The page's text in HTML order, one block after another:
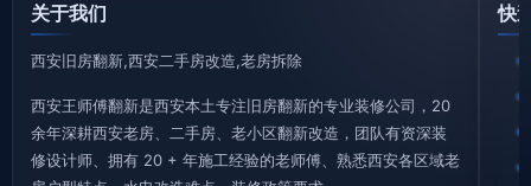
关于我们
西安旧房翻新,西安二手房改造,老房拆除
西安王师傅翻新是西安本土专注旧房翻新的专业装修公司，20
余年深耕西安老房、二手房、老小区翻新改造，团队有资深装
修设计师、拥有 20 + 年施工经验的老师傅、熟悉西安各区域老
快